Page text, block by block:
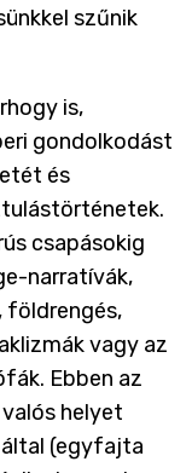
szűnik
is,
gondolkodást
és
csapásokig
narratívák,
földrengés,
vagy az
Ebben az
helyet
által (egyfajta